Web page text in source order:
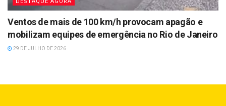
Ventos de mais de 100 km/h provocam apagão e
mobilizam equipes de emergência no Rio de Janeiro
29 DE JULHO DE 2026